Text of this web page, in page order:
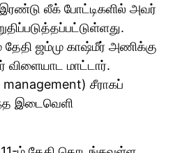
இரண்டு லீக் போட்டிகளில் அவர்
தேதி ஜம்மு காஷ்மீர் அணிக்கு
விளையாட மாட்டார்.
சீராகப்
இடைவெளி